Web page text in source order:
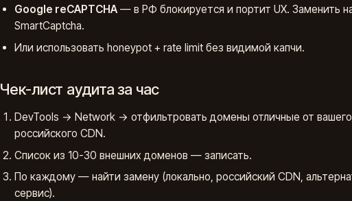
Google reCAPTCHA— в РФ блокируется и портит UX. Заменить
SmartCaptcha.
Или использовать honeypot + rate limit без видимой капчи.
Чек-лист аудита за час
DevTools → Network → отфильтровать домены отличные от
российского CDN.
Список из 10-30 внешних доменов — записать.
По каждому — найти замену (локально, российский CDN,
сервис).